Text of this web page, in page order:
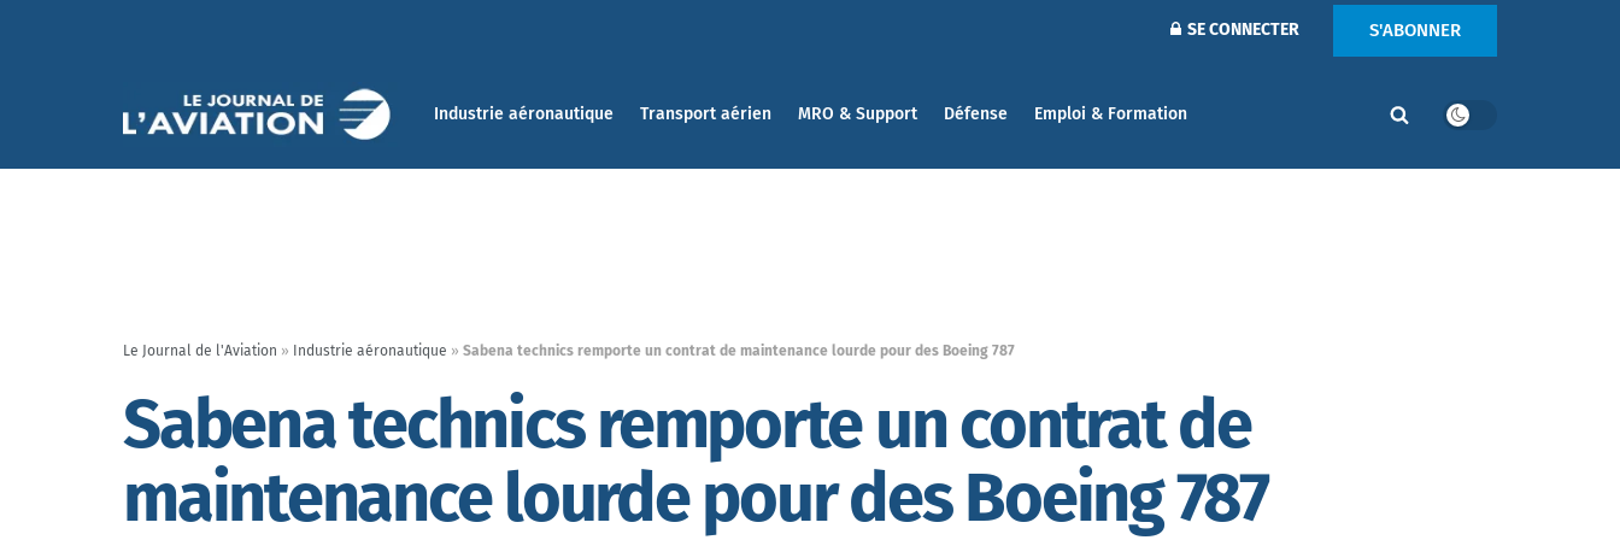
SE CONNECTER S'ABONNER
Industrie aéronautique Transport aérien MRO & Support Défense Emploi & Formation
Le Journal de l'Aviation » Industrie aéronautique » Sabena technics remporte un contrat de maintenance lourde pour des Boeing 787
Sabena technics remporte un contrat de
maintenance lourde pour des Boeing 787